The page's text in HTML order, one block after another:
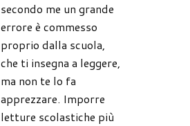
secondo me un grande
errore è commesso
proprio dalla scuola,
che ti insegna a leggere,
ma non te lo fa
apprezzare. Imporre
letture scolastiche più